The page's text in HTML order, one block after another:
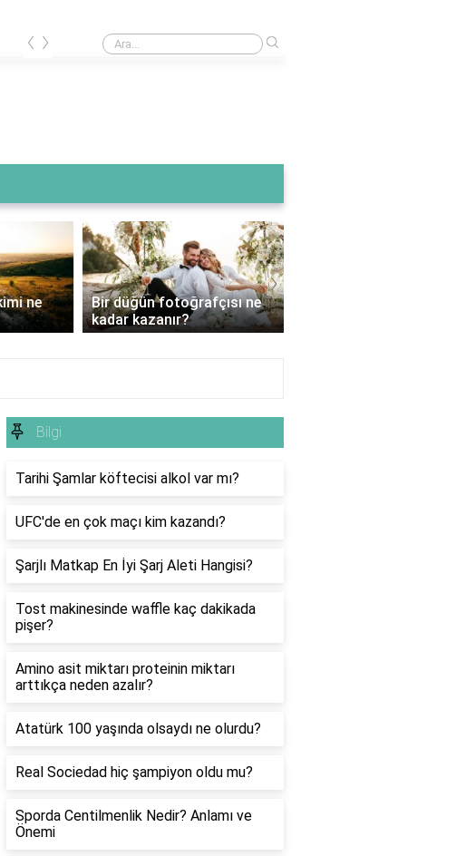
Tarihi Şamlar köftecisi alkol var mı?
‹ ›
ne
Bir düğün fotoğrafçısı ne
kadar kazanır?
›
Bilgi
Tarihi Şamlar köftecisi alkol var mı?
UFC'de en çok maçı kim kazandı?
Şarjlı Matkap En İyi Şarj Aleti Hangisi?
Tost makinesinde waffle kaç dakikada
pişer?
Amino asit miktarı proteinin miktarı
arttıkça neden azalır?
Atatürk 100 yaşında olsaydı ne olurdu?
Real Sociedad hiç şampiyon oldu mu?
Sporda Centilmenlik Nedir? Anlamı ve
Önemi